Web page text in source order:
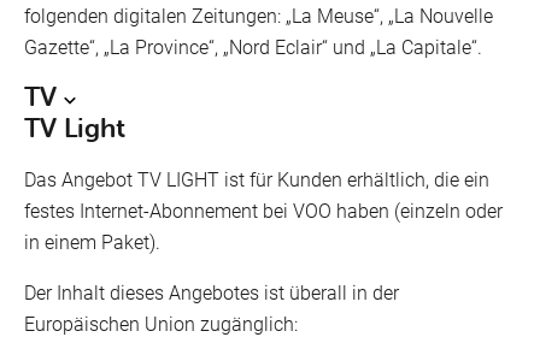
folgenden digitalen Zeitungen: „La Meuse“, „La Nouvelle
Gazette“, „La Province“, „Nord Eclair“ und „La Capitale“.
TV
TV Light
Das Angebot TV LIGHT ist für Kunden erhältlich, die ein
festes Internet-Abonnement bei VOO haben (einzeln oder
in einem Paket).
Der Inhalt dieses Angebotes ist überall in der
Europäischen Union zugänglich: